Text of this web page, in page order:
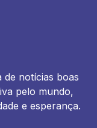
de notícias boas
pelo mundo,
e esperança.